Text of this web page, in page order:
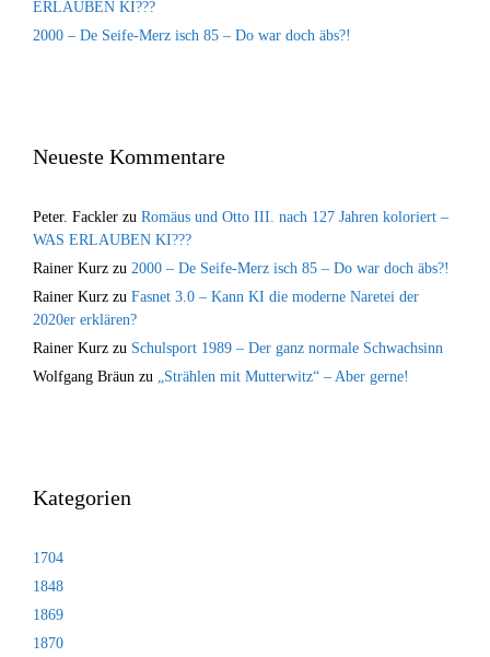
ERLAUBEN KI???
2000 – De Seife-Merz isch 85 – Do war doch äbs?!
Neueste Kommentare
Peter. Fackler zu Romäus und Otto III. nach 127 Jahren koloriert –
WAS ERLAUBEN KI???
Rainer Kurz zu 2000 – De Seife-Merz isch 85 – Do war doch äbs?!
Rainer Kurz zu Fasnet 3.0 – Kann KI die moderne Naretei der
2020er erklären?
Rainer Kurz zu Schulsport 1989 – Der ganz normale Schwachsinn
Wolfgang Bräun zu „Strählen mit Mutterwitz“ – Aber gerne!
Kategorien
1704
1848
1869
1870